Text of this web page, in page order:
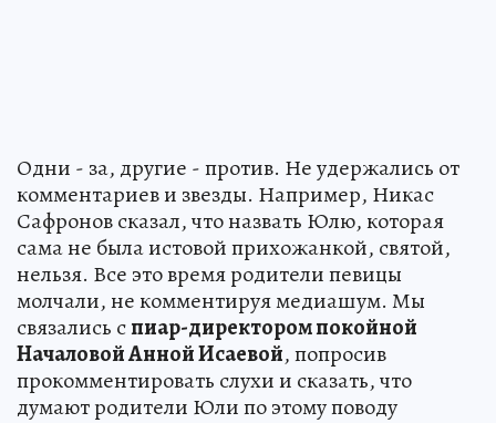
Одни - за, другие - против. Не удержались от
комментариев и звезды. Например, Никас
Сафронов сказал, что назвать Юлю, которая
сама не была истовой прихожанкой, святой,
нельзя. Все это время родители певицы
молчали, не комментируя медиашум. Мы
связались спиар-директором покойной
Началовой Анной Исаевой, попросив
прокомментировать слухи и сказать, что
думают родители Юли по этому поводу